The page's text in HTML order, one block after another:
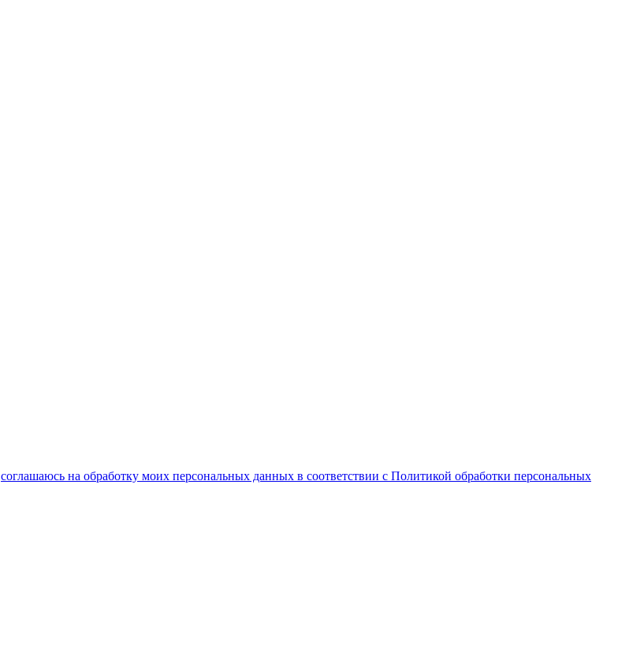
соглашаюсь на обработку моих персональных данных в соответствии с Политикой обработки персональных